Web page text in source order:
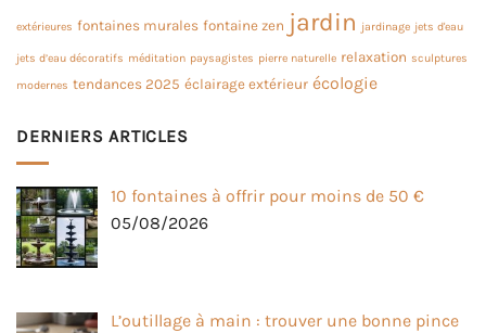
extérieures fontaines murales fontaine zen jardin jardinage jets d'eau
jets d’eau décoratifs méditation paysagistes pierre naturelle relaxation sculptures
modernes tendances 2025 éclairage extérieur écologie
DERNIERS ARTICLES
10 fontaines à offrir pour moins de 50 €
05/08/2026
L’outillage à main : trouver une bonne pince